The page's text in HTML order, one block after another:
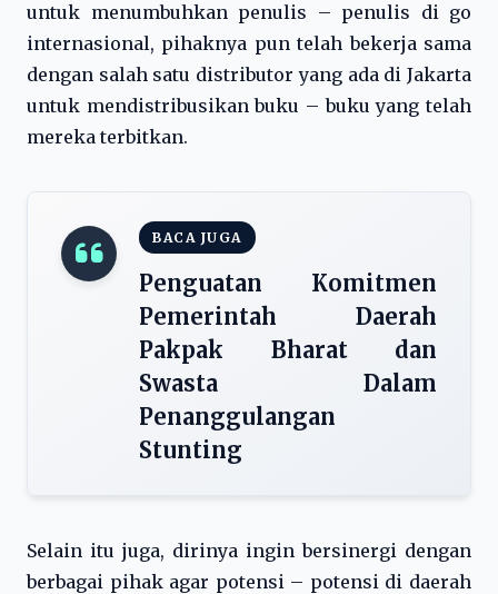
untuk menumbuhkan penulis – penulis di go
internasional, pihaknya pun telah bekerja sama
dengan salah satu distributor yang ada di Jakarta
untuk mendistribusikan buku – buku yang telah
mereka terbitkan.
BACA JUGA
Penguatan Komitmen
Pemerintah Daerah
Pakpak Bharat dan
Swasta Dalam
Penanggulangan
Stunting
Selain itu juga, dirinya ingin bersinergi dengan
berbagai pihak agar potensi – potensi di daerah